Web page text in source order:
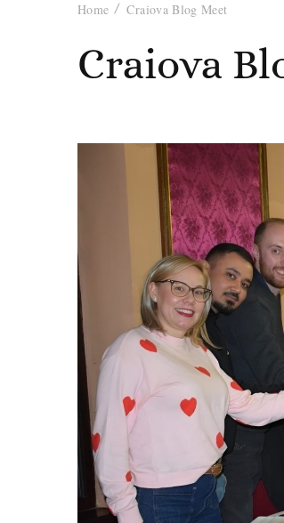
Home Craiova Blog Meet
Craiova